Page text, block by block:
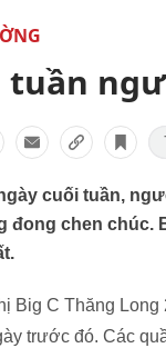
tuần
cuối tuần,
đong chen chúc.
Big C Thăng
trước đó. Các